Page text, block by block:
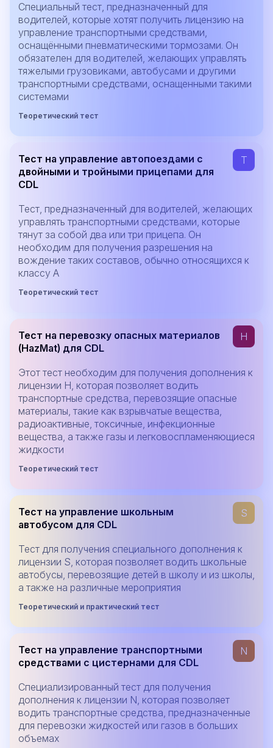
Специальный тест, предназначенный для
водителей, которые хотят получить лицензию на
управление транспортными средствами,
оснащёнными пневматическими тормозами. Он
обязателен для водителей, желающих управлять
тяжелыми грузовиками, автобусами и другими
транспортными средствами, оснащенными такими
системами
Теоретический тест
Тест на управление автопоездами с
двойными и тройными прицепами для
CDL
T
Тест, предназначенный для водителей, желающих
управлять транспортными средствами, которые
тянут за собой два или три прицепа. Он
необходим для получения разрешения на
вождение таких составов, обычно относящихся к
классу A
Теоретический тест
Тест на перевозку опасных материалов
(HazMat) для CDL
H
Этот тест необходим для получения дополнения к
лицензии H, которая позволяет водить
транспортные средства, перевозящие опасные
материалы, такие как взрывчатые вещества,
радиоактивные, токсичные, инфекционные
вещества, а также газы и легковоспламеняющиеся
жидкости
Теоретический тест
Тест на управление школьным
автобусом для CDL
S
Тест для получения специального дополнения к
лицензии S, которая позволяет водить школьные
автобусы, перевозящие детей в школу и из школы,
а также на различные мероприятия
Теоретический и практический тест
Тест на управление транспортными
средствами с цистернами для CDL
N
Специализированный тест для получения
дополнения к лицензии N, которая позволяет
водить транспортные средства, предназначенные
для перевозки жидкостей или газов в больших
объемах